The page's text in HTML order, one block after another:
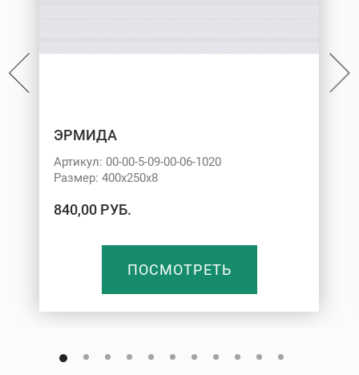
ЭРМИДА
Артикул: 00-00-5-09-00-06-1020
Размер: 400х250х8
840,00 РУБ.
ПОСМОТРЕТЬ